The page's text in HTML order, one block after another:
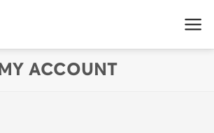
MY ACCOUNT